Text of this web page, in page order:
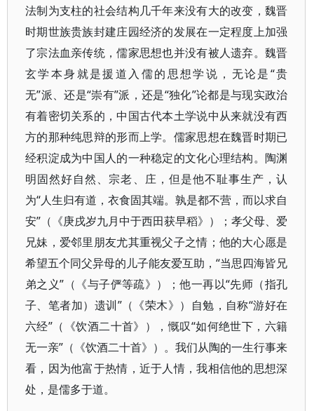
法制为支柱的社会结构几千年来没有大的改变，魏晋
时期世族贵族封建庄园经济的发展在一定程度上加强
了宗法血亲传统，儒家思想也并没有被人遗弃。魏晋
玄学本身就是援道入儒的思想学说，无论是“贵
无”派、还是“崇有”派，还是“独化”论都是与现实政治
有着密切关系的，中国古代本土学说中从来就没有西
方的那种纯思辩的形而上学。儒家思想在魏晋时期已
经积淀成为中国人的一种稳定的文化心理结构。陶渊
明固然好自然、宗老、庄，但是他不耻事生产，认
为“人生归有道，衣食固其端。孰是都不营，而以求自
安”（《庚戌岁九月中于西田获早稻》）；孝父母、爱
兄妹，爱邻里朋友尤其重视父子之情；他的大心愿是
希望五个同父异母的儿子能友爱互助，“当思四海皆兄
弟之义”（《与子俨等疏》）；他一再以“先师（指孔
子、笔者加）遗训”（《荣木》）自勉，自称“游好在
六经”（《饮酒二十首》），慨叹“如何绝世下，六籍
无一亲”（《饮酒二十首》）。我们从陶的一生行事来
看，因为他富于热情，近于人情，我相信他的思想深
处，是儒多于道。